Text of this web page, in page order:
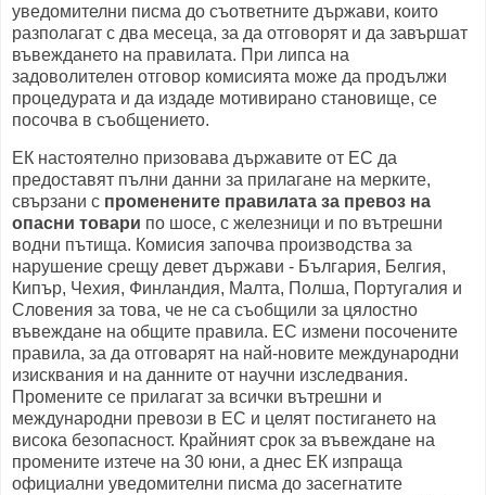
уведомителни писма до съответните държави, които
разполагат с два месеца, за да отговорят и да завършат
въвеждането на правилата. При липса на
задоволителен отговор комисията може да продължи
процедурата и да издаде мотивирано становище, се
посочва в съобщението.
ЕК настоятелно призовава държавите от ЕС да
предоставят пълни данни за прилагане на мерките,
свързани с променените правилата за превоз на
опасни товари по шосе, с железници и по вътрешни
водни пътища. Комисия започва производства за
нарушение срещу девет държави - България, Белгия,
Кипър, Чехия, Финландия, Малта, Полша, Португалия и
Словения за това, че не са съобщили за цялостно
въвеждане на общите правила. ЕС измени посочените
правила, за да отговарят на най-новите международни
изисквания и на данните от научни изследвания.
Промените се прилагат за всички вътрешни и
международни превози в ЕС и целят постигането на
висока безопасност. Крайният срок за въвеждане на
промените изтече на 30 юни, а днес ЕК изпраща
официални уведомителни писма до засегнатите